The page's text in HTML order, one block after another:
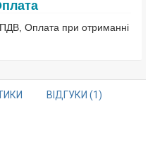
ПДВ, Оплата при отриманні
ВІДГУКИ (1)